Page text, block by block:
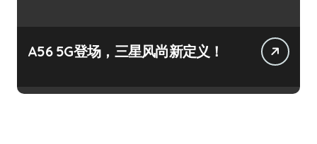
A56 5G登场，三星风尚新定义！